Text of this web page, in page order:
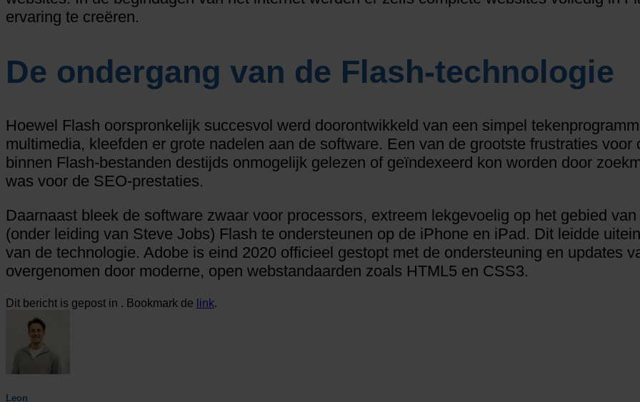
ervaring te creëren.
De ondergang van de Flash-technologie
Hoewel Flash oorspronkelijk succesvol werd doorontwikkeld van een simpel
multimedia, kleefden er grote nadelen aan de software. Een van de grootste frustraties
binnen Flash-bestanden destijds onmogelijk gelezen of geïndexeerd kon worden door
was voor de SEO-prestaties.
Daarnaast bleek de software zwaar voor processors, extreem lekgevoelig op het gebied
(onder leiding van Steve Jobs) Flash te ondersteunen op de iPhone en iPad. Dit leidde
van de technologie. Adobe is eind 2020 officieel gestopt met de ondersteuning en updates
overgenomen door moderne, open webstandaarden zoals HTML5 en CSS3.
Dit bericht is gepost in . Bookmark de link.
Leon